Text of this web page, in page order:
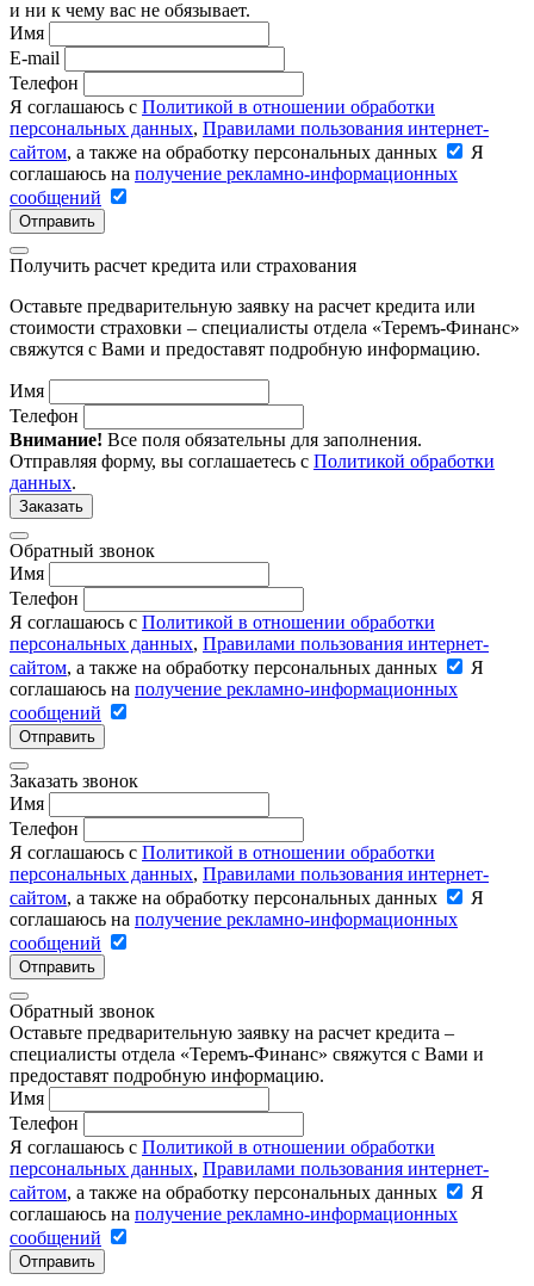
и ни к чему вас не обязывает.
Имя
E-mail
Телефон
Я соглашаюсь с Политикой в отношении обработки
персональных данных, Правилами пользования интернет-
сайтом, а также на обработку персональных данных
Я
соглашаюсь на получение рекламно-информационных
сообщений
Отправить
Получить расчет кредита или страхования
Оставьте предварительную заявку на расчет кредита или
стоимости страховки – специалисты отдела «Теремъ-Финанс»
свяжутся с Вами и предоставят подробную информацию.
Имя
Телефон
Внимание! Все поля обязательны для заполнения.
Отправляя форму, вы соглашаетесь с Политикой обработки
данных.
Заказать
Обратный звонок
Имя
Телефон
Я соглашаюсь с Политикой в отношении обработки
персональных данных, Правилами пользования интернет-
сайтом, а также на обработку персональных данных
Я
соглашаюсь на получение рекламно-информационных
сообщений
Отправить
Заказать звонок
Имя
Телефон
Я соглашаюсь с Политикой в отношении обработки
персональных данных, Правилами пользования интернет-
сайтом, а также на обработку персональных данных
Я
соглашаюсь на получение рекламно-информационных
сообщений
Отправить
Обратный звонок
Оставьте предварительную заявку на расчет кредита –
специалисты отдела «Теремъ-Финанс» свяжутся с Вами и
предоставят подробную информацию.
Имя
Телефон
Я соглашаюсь с Политикой в отношении обработки
персональных данных, Правилами пользования интернет-
сайтом, а также на обработку персональных данных
Я
соглашаюсь на получение рекламно-информационных
сообщений
Отправить